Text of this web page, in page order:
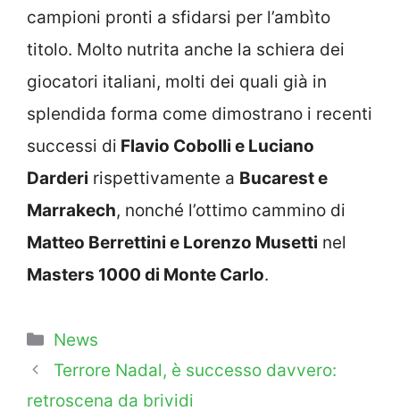
campioni pronti a sfidarsi per l’ambìto
titolo. Molto nutrita anche la schiera dei
giocatori italiani, molti dei quali già in
splendida forma come dimostrano i recenti
successi di Flavio Cobolli e Luciano
Darderi rispettivamente a Bucarest e
Marrakech, nonché l’ottimo cammino di
Matteo Berrettini e Lorenzo Musetti nel
Masters 1000 di Monte Carlo.
Categorie
News
Terrore Nadal, è successo davvero:
retroscena da brividi